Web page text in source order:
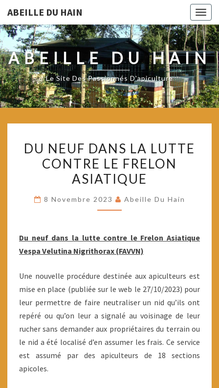
ABEILLE DU HAIN
ABEILLE DU HAIN
Le Site Des Passionnés D'apiculture
NEUF
DANS
LA
CONTRE
ASIATIQUE
DU NEUF DANS LA LUTTE
CONTRE LE FRELON
ASIATIQUE
8 Novembre 2023 Abeille Du Hain
Du neuf dans la lutte contre le Frelon Asiatique
Vespa Velutina Nigrithorax (FAVVN)
Une nouvelle procédure destinée aux apiculteurs est
mise en place (publiée sur le web le 27/10/2023) pour
leur permettre de faire neutraliser un nid qu’ils ont
repéré ou qu’on leur a signalé au voisinage de leur
rucher sans demander aux propriétaires du terrain ou
le nid a été localisé d’en assumer les frais. Ce service
est assumé par des apiculteurs de 18 sections
apicoles.